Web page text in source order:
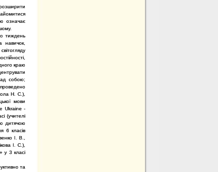
означає
тиждень
навичок,
краю
собою;
Н. С.),
мови
Ukraine -
(учителі
дитячою
6 класів
І. В.,
І. С.),
у 3 класі
та